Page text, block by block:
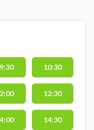
10:30
12:30
14:30